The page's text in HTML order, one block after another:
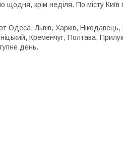
щодня, крім неділя. По місту
Одеса, Львів, Харків,
Кременчуг, Полтава,
день.